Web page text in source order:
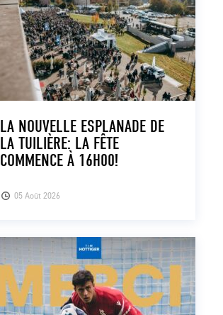
05 Août 2026
LA NOUVELLE ESPLANADE DE
LA TUILIÈRE: LA FÊTE
COMMENCE À 16H00!